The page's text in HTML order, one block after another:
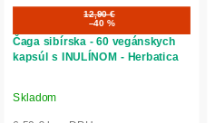
12,90 €
–40 %
Čaga sibírska - 60 vegánskych
kapsúl s INULÍNOM - Herbatica
Priemerné
hodnotenie
Skladom